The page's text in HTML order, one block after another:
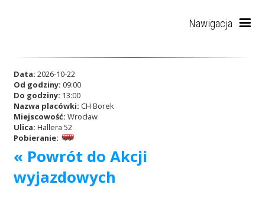
Nawigacja
RCKiK
Akcje wyjazdowe
Data: 2026-10-22
Od godziny: 09:00
Do godziny: 13:00
Nazwa placówki: CH Borek
Miejscowość: Wrocław
Ulica: Hallera 52
Pobieranie:
« Powrót do Akcji
wyjazdowych